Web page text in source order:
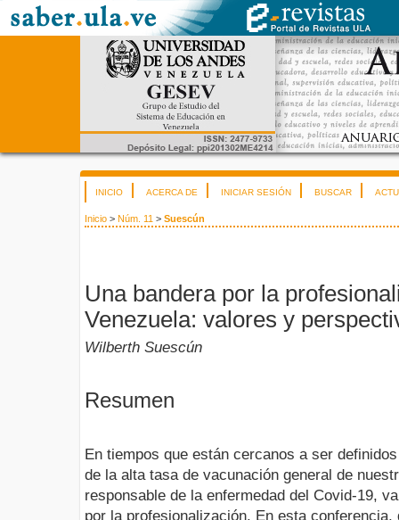
INICIO ACERCA DE INICIAR SESIÓN BUSCAR
Inicio > Núm. 11 > Suescún
Una bandera por la
Venezuela: valores y
Wilberth Suescún
Resumen
En tiempos que están cercanos a ser
de la alta tasa de vacunación general de
responsable de la enfermedad del Covid-19,
por la profesionalización. En esta